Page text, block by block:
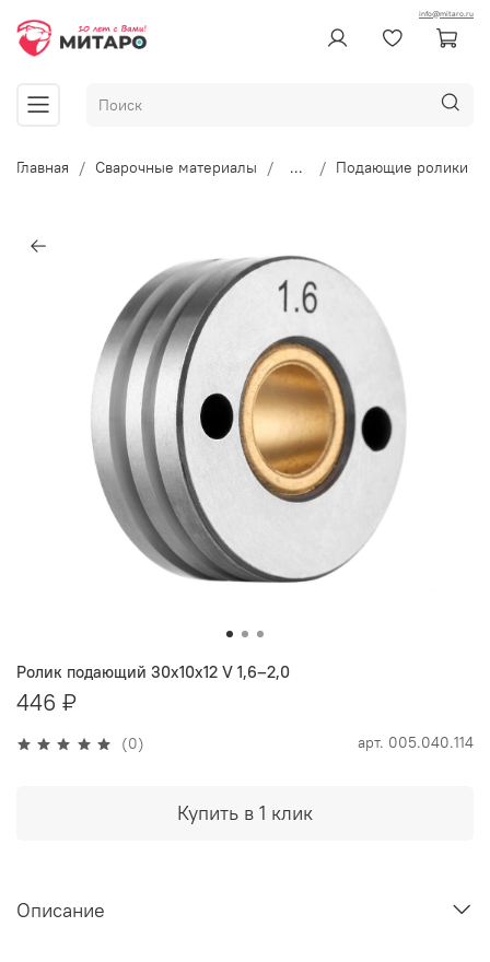
info@mitaro.ru
Главная Сварочные материалы ... Подающие ролики
(0) арт. 005.040.114
Ролик подающий 30х10х12 V 1,6–2,0
446 ₽
Купить в 1 клик
Описание